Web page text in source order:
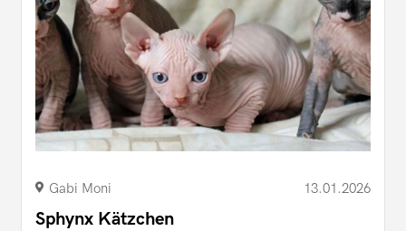
Gabi Moni 13.01.2026
Sphynx Kätzchen